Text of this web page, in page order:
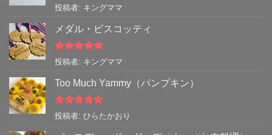
5段階中5の
投稿者: キングママ
メダル・ビスコッティ
5段階中5の
投稿者: キングママ
Too Much Yammy（パンプキン）
5段階中5の
投稿者: ひらたかおり